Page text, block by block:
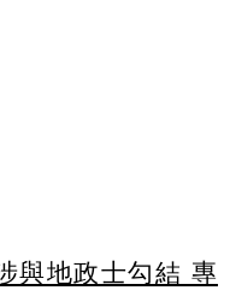
與地政士勾結 專